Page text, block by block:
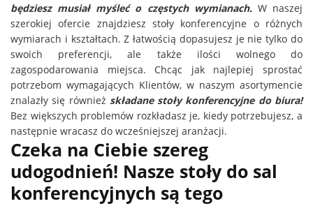
będziesz musiał myśleć o częstych wymianach.W naszej
szerokiej ofercie znajdziesz stoły konferencyjne o różnych
wymiarach i kształtach. Z łatwością dopasujesz je nie tylko do
swoich preferencji, ale także ilości wolnego do
zagospodarowania miejsca. Chcąc jak najlepiej sprostać
potrzebom wymagających Klientów, w naszym asortymencie
znalazły się również składane stoły konferencyjne do biura!
Bez większych problemów rozkładasz je, kiedy potrzebujesz, a
następnie wracasz do wcześniejszej aranżacji.
Czeka na Ciebie szereg
udogodnień! Nasze stoły do sal
konferencyjnych są tego